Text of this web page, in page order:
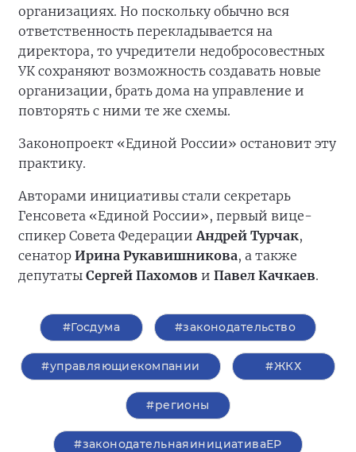
организациях. Но поскольку обычно вся
ответственность перекладывается на
директора, то учредители недобросовестных
УК сохраняют возможность создавать новые
организации, брать дома на управление и
повторять с ними те же схемы.
Законопроект «Единой России» остановит эту
практику.
Авторами инициативы стали секретарь
Генсовета «Единой России», первый вице-
спикер Совета ФедерацииАндрей Турчак,
сенатор Ирина Рукавишникова, а также
депутаты Сергей Пахомов и Павел Качкаев.
#Госдума #законодательство
#управляющиекомпании #ЖКХ
#регионы
#законодательнаяинициативаЕР